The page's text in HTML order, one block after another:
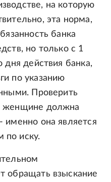
на которую
эта норма,
банка
но только с 1
дня действия банка,
по указанию
Проверить
женщине должна
именно она является
по иску.
обращать взыскание